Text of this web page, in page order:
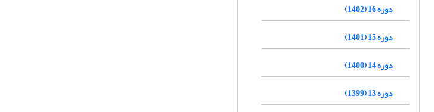
دوره 16 (1402)
دوره 15 (1401)
دوره 14 (1400)
دوره 13 (1399)